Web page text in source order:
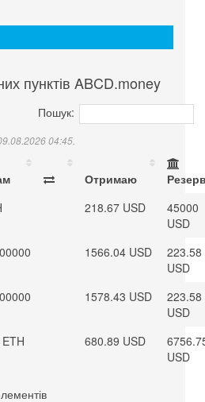
пунктів ABCD.money
Пошук:
04:45.
Отримаю
218.67 USD
45000
USD
1566.04 USD
223.58
USD
1578.43 USD
223.58
USD
680.89 USD
USD